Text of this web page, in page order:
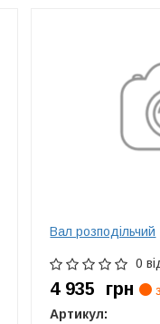
Вал розподільчий
0
4 935 грн
Артикул: